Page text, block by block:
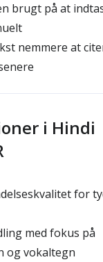
brugt på at
nemmere at
i Hindi
for
med fokus på
og vokaltegn